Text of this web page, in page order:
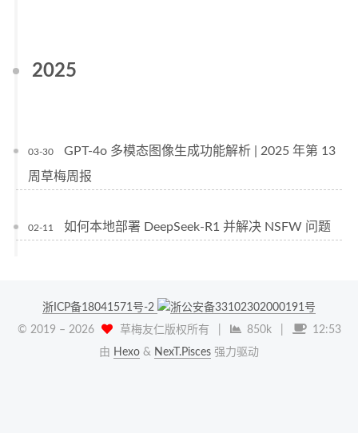
2025
03-30
GPT-4o 多模态图像生成功能解析 | 2025 年第 13
周草梅周报
02-11 如何本地部署 DeepSeek-R1 并解决 NSFW 问题
浙ICP备18041571号-2
浙公安备33102302000191号
© 2019 – 2026 草梅友仁版权所有 850k
12:53
由 Hexo & NexT.Pisces 强力驱动